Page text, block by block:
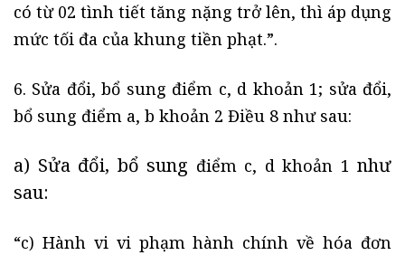
có từ 02 tình tiết tăng nặng trở lên, thì áp dụng
mức tối đa của khung tiền phạt.”.
6. Sửa đổi, bổ sung điểm c, d khoản 1; sửa đổi,
bổ sung điểm a, b khoản 2 Điều 8 như sau:
a) Sửa đổi, bổ sung điểm c, d khoản 1 như
sau:
“c) Hành vi vi phạm hành chính về hóa đơn